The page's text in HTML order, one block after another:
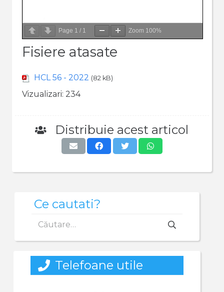
Page 1 / 1 Zoom 100%
Fisiere atasate
HCL 56 - 2022 (82 kB)
Vizualizari: 234
Distribuie acest articol
Ce cautati?
după:
Telefoane utile